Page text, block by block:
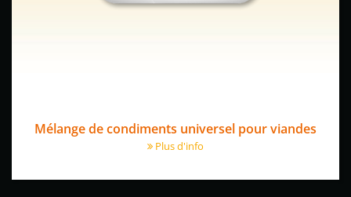
Mélange de condiments universel pour viandes
Plus d'info